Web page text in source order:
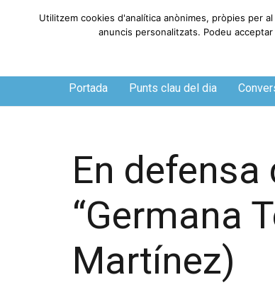
Dissabte, 8 de agosto de 2026
Portada Punts clau del dia
En defensa
“Germana
Martínez)
Utilitzem cookies d'analítica anònimes, pròpies per
anuncis personalitzats. Podeu